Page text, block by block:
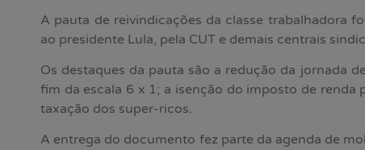
A pauta de reivindicações da classe trabalhadora
ao presidente Lula, pela CUT e demais centrais
Os destaques da pauta são a redução da jornada
fim da escala 6 x 1; a isenção do imposto de renda
taxação dos super-ricos.
A entrega do documento fez parte da agenda de